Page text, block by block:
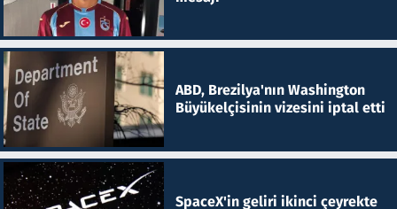
ABD, Brezilya'nın Washington
Büyükelçisinin vizesini iptal etti
SpaceX'in geliri ikinci çeyrekte